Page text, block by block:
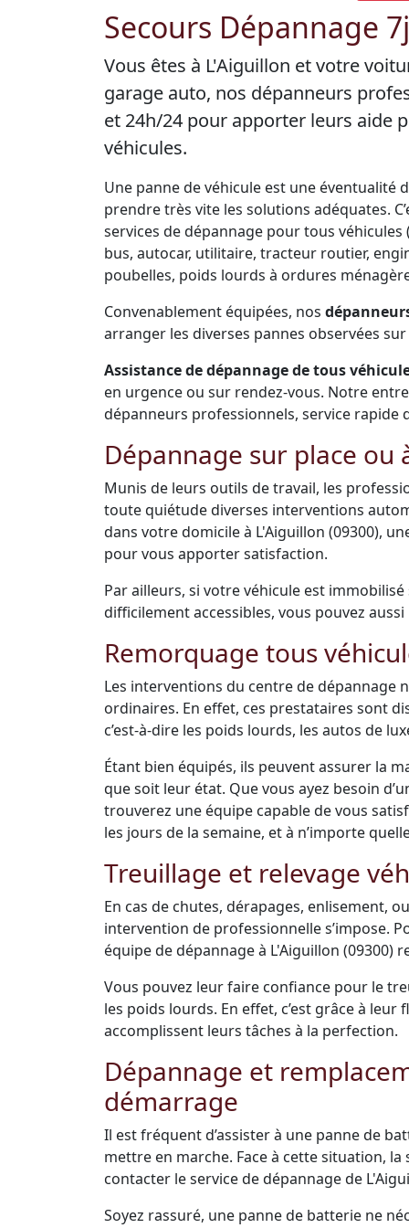
Secours Dépannage
Vous êtes à L'Aiguillon et votre
garage auto, nos dépanneurs
et 24h/24 pour apporter leurs aide
véhicules.
Une panne de véhicule est une éventualité
prendre très vite les solutions adéquates.
services de dépannage pour tous véhicules
bus, autocar, utilitaire, tracteur routier,
poubelles, poids lourds à ordures
Convenablement équipées, nos
arranger les diverses pannes observées
Assistance de dépannage de tous
en urgence ou sur rendez-vous. Notre
dépanneurs professionnels, service rapide
Dépannage sur place ou
Munis de leurs outils de travail, les
toute quiétude diverses interventions
dans votre domicile à L'Aiguillon (09300),
pour vous apporter satisfaction.
Par ailleurs, si votre véhicule est
difficilement accessibles, vous pouvez
Remorquage tous
Les interventions du centre de dépannage
ordinaires. En effet, ces prestataires sont
c’est-à-dire les poids lourds, les autos de
Étant bien équipés, ils peuvent assurer la
que soit leur état. Que vous ayez besoin
trouverez une équipe capable de vous
les jours de la semaine, et à n’importe
Treuillage et relevage
En cas de chutes, dérapages, enlisement,
intervention de professionnelle s’impose.
équipe de dépannage à L'Aiguillon (09300)
Vous pouvez leur faire confiance pour le
les poids lourds. En effet, c’est grâce à
accomplissent leurs tâches à la perfection.
Dépannage et
démarrage
Il est fréquent d’assister à une panne de
mettre en marche. Face à cette situation,
contacter le service de dépannage de
Soyez rassuré, une panne de batterie ne